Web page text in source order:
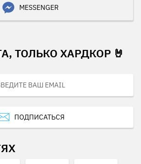
MESSENGER
ТОЛЬКО ХАРДКОР 🤘
ПОДПИСАТЬСЯ